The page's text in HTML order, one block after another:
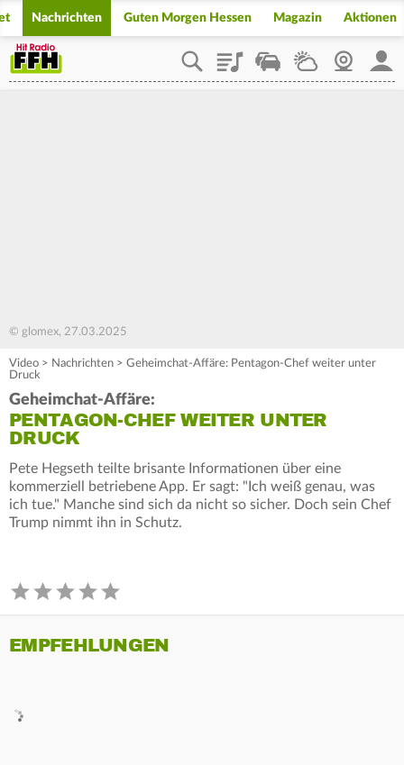
Nachrichten Guten Morgen Hessen Magazin Aktionen
PlaylistStaupilotWetterWebcam
© glomex, 27.03.2025
Video > Nachrichten > Geheimchat-Affäre: Pentagon-Chef weiter unter
Druck
Geheimchat-Affäre:
PENTAGON-CHEF WEITER UNTER
DRUCK
Pete Hegseth teilte brisante Informationen über eine
kommerziell betriebene App. Er sagt: "Ich weiß genau, was
ich tue." Manche sind sich da nicht so sicher. Doch sein Chef
Trump nimmt ihn in Schutz.
EMPFEHLUNGEN